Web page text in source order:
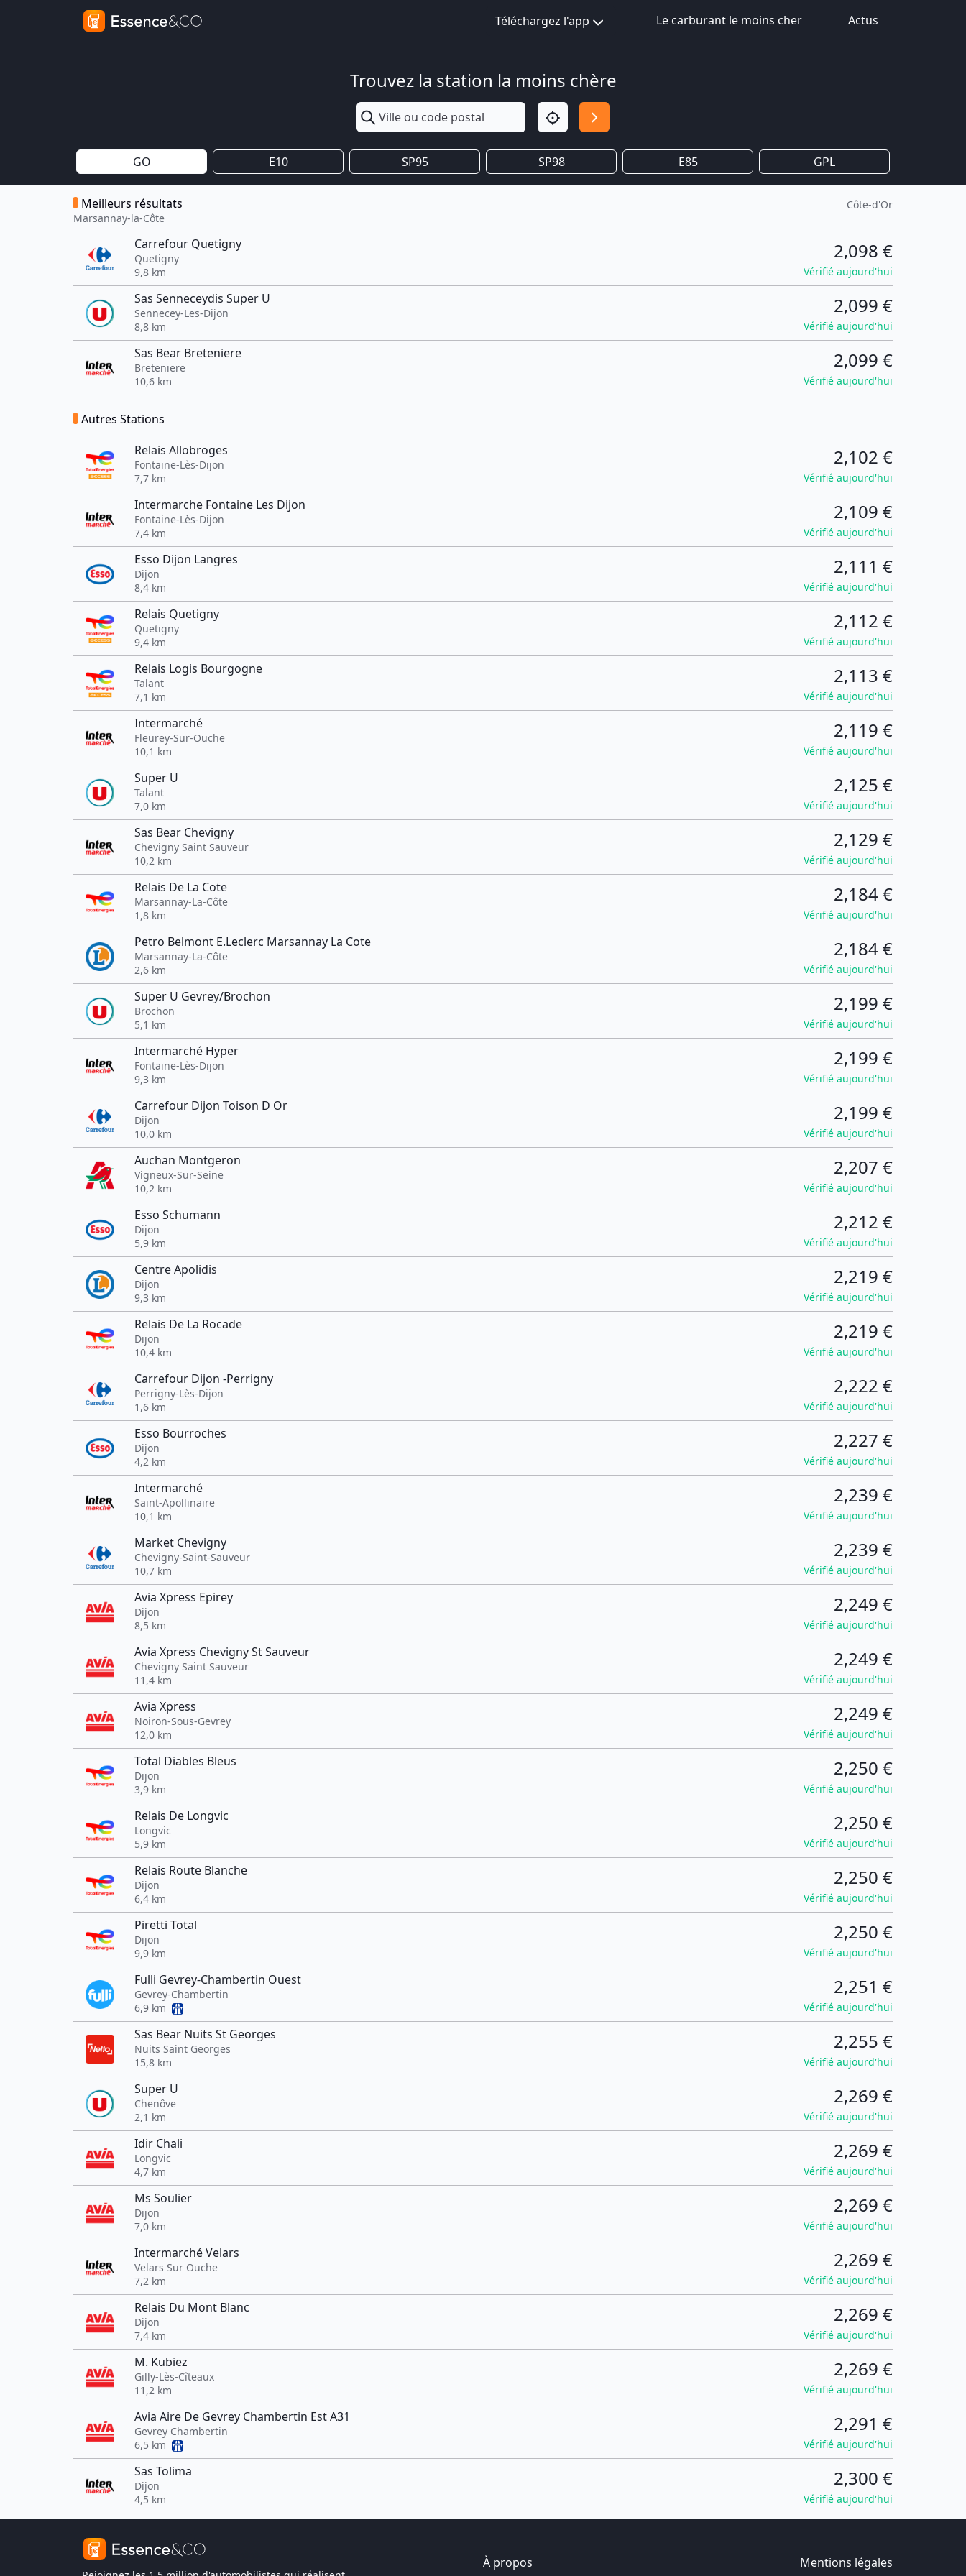
Téléchargez l'app Le carburant le moins cher Actus
Trouvez la station la moins chère
GO E10 SP95 SP98 E85 GPL
Meilleurs résultats
Marsannay-la-Côte
Côte-d'Or
Carrefour Quetigny
Quetigny
9,8 km
2,098 €
Vérifié aujourd'hui
Sas Senneceydis Super U
Sennecey-Les-Dijon
8,8 km
2,099 €
Vérifié aujourd'hui
Sas Bear Breteniere
Breteniere
10,6 km
2,099 €
Vérifié aujourd'hui
Autres Stations
Relais Allobroges
Fontaine-Lès-Dijon
7,7 km
2,102 €
Vérifié aujourd'hui
Intermarche Fontaine Les Dijon
Fontaine-Lès-Dijon
7,4 km
2,109 €
Vérifié aujourd'hui
Esso Dijon Langres
Dijon
8,4 km
2,111 €
Vérifié aujourd'hui
Relais Quetigny
Quetigny
9,4 km
2,112 €
Vérifié aujourd'hui
Relais Logis Bourgogne
Talant
7,1 km
2,113 €
Vérifié aujourd'hui
Intermarché
Fleurey-Sur-Ouche
10,1 km
2,119 €
Vérifié aujourd'hui
Super U
Talant
7,0 km
2,125 €
Vérifié aujourd'hui
Sas Bear Chevigny
Chevigny Saint Sauveur
10,2 km
2,129 €
Vérifié aujourd'hui
Relais De La Cote
Marsannay-La-Côte
1,8 km
2,184 €
Vérifié aujourd'hui
Petro Belmont E.Leclerc Marsannay La Cote
Marsannay-La-Côte
2,6 km
2,184 €
Vérifié aujourd'hui
Super U Gevrey/Brochon
Brochon
5,1 km
2,199 €
Vérifié aujourd'hui
Intermarché Hyper
Fontaine-Lès-Dijon
9,3 km
2,199 €
Vérifié aujourd'hui
Carrefour Dijon Toison D Or
Dijon
10,0 km
2,199 €
Vérifié aujourd'hui
Auchan Montgeron
Vigneux-Sur-Seine
10,2 km
2,207 €
Vérifié aujourd'hui
Esso Schumann
Dijon
5,9 km
2,212 €
Vérifié aujourd'hui
Centre Apolidis
Dijon
9,3 km
2,219 €
Vérifié aujourd'hui
Relais De La Rocade
Dijon
10,4 km
2,219 €
Vérifié aujourd'hui
Carrefour Dijon -Perrigny
Perrigny-Lès-Dijon
1,6 km
2,222 €
Vérifié aujourd'hui
Esso Bourroches
Dijon
4,2 km
2,227 €
Vérifié aujourd'hui
Intermarché
Saint-Apollinaire
10,1 km
2,239 €
Vérifié aujourd'hui
Market Chevigny
Chevigny-Saint-Sauveur
10,7 km
2,239 €
Vérifié aujourd'hui
Avia Xpress Epirey
Dijon
8,5 km
2,249 €
Vérifié aujourd'hui
Avia Xpress Chevigny St Sauveur
Chevigny Saint Sauveur
11,4 km
2,249 €
Vérifié aujourd'hui
Avia Xpress
Noiron-Sous-Gevrey
12,0 km
2,249 €
Vérifié aujourd'hui
Total Diables Bleus
Dijon
3,9 km
2,250 €
Vérifié aujourd'hui
Relais De Longvic
Longvic
5,9 km
2,250 €
Vérifié aujourd'hui
Relais Route Blanche
Dijon
6,4 km
2,250 €
Vérifié aujourd'hui
Piretti Total
Dijon
9,9 km
2,250 €
Vérifié aujourd'hui
Fulli Gevrey-Chambertin Ouest
Gevrey-Chambertin
6,9 km
2,251 €
Vérifié aujourd'hui
Sas Bear Nuits St Georges
Nuits Saint Georges
15,8 km
2,255 €
Vérifié aujourd'hui
Super U
Chenôve
2,1 km
2,269 €
Vérifié aujourd'hui
Idir Chali
Longvic
4,7 km
2,269 €
Vérifié aujourd'hui
Ms Soulier
Dijon
7,0 km
2,269 €
Vérifié aujourd'hui
Intermarché Velars
Velars Sur Ouche
7,2 km
2,269 €
Vérifié aujourd'hui
Relais Du Mont Blanc
Dijon
7,4 km
2,269 €
Vérifié aujourd'hui
M. Kubiez
Gilly-Lès-Cîteaux
11,2 km
2,269 €
Vérifié aujourd'hui
Avia Aire De Gevrey Chambertin Est A31
Gevrey Chambertin
6,5 km
2,291 €
Vérifié aujourd'hui
Sas Tolima
Dijon
4,5 km
2,300 €
Vérifié aujourd'hui
À propos Mentions légales